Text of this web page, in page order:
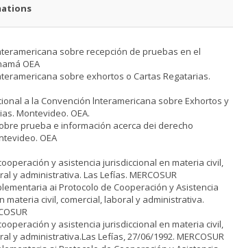
sobre recepción de pruebas en el
OEA
sobre exhortos o Cartas Regatarias.
a la Convención lnteramericana sobre Exhortos y
Montevideo. OEA.
prueba e información acerca dei derecho
OEA
y asistencia jurisdiccional en materia civil,
y administrativa. Las Lefías. MERCOSUR
ai Protocolo de Cooperación y Asistencia
materia civil, comercial, laboral y administrativa.
y asistencia jurisdiccional en materia civil,
y administrativa.Las Lefías, 27/06/1992. MERCOSUR